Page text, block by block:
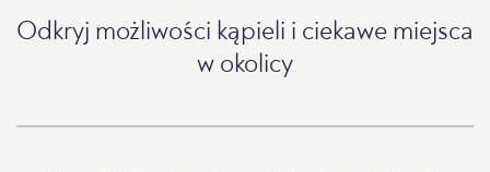
Odkryj możliwości kąpieli i ciekawe miejsca
w okolicy